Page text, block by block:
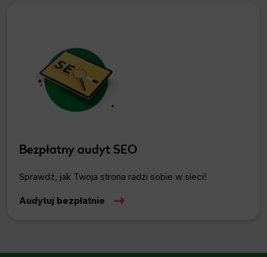
Bezpłatny audyt SEO
Sprawdź, jak Twoja strona radzi sobie w sieci!
Audytuj bezpłatnie